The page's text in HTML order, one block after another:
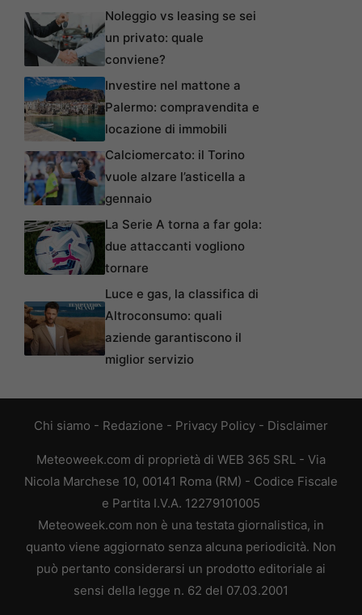
Noleggio vs leasing se sei
un privato: quale
conviene?
Investire nel mattone a
Palermo: compravendita e
locazione di immobili
Calciomercato: il Torino
vuole alzare l’asticella a
gennaio
La Serie A torna a far gola:
due attaccanti vogliono
tornare
Luce e gas, la classifica di
Altroconsumo: quali
aziende garantiscono il
miglior servizio
Chi siamo - Redazione - Privacy Policy - Disclaimer
Meteoweek.com di proprietà di WEB 365 SRL - Via
Nicola Marchese 10, 00141 Roma (RM) - Codice Fiscale
e Partita I.V.A. 12279101005
Meteoweek.com non è una testata giornalistica, in
quanto viene aggiornato senza alcuna periodicità. Non
può pertanto considerarsi un prodotto editoriale ai
sensi della legge n. 62 del 07.03.2001